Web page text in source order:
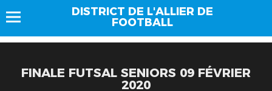
DISTRICT DE L'ALLIER DE
FOOTBALL
FINALE FUTSAL SENIORS 09 FÉVRIER
2020